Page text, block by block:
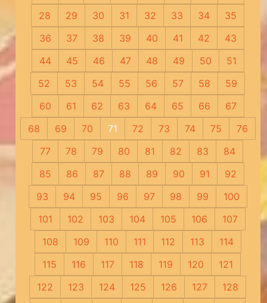
28
29 30 31 32 33 34
35
36
37 38 39 40 41 42
43
44
45 46 47 48 49 50
51
52
53 54 55 56 57 58
59
60
61 62 63 64 65 66
67
68
69 70 71 72 73 74 75
76
77
78 79 80 81 82 83
84
85
86 87 88 89 90 91
92
93
94 95 96 97 98 99
100
101
102 103 104 105 106
107
108
109 110 111 112 113
114
115
116 117 118 119 120
121
122
123 124 125 126 127
128